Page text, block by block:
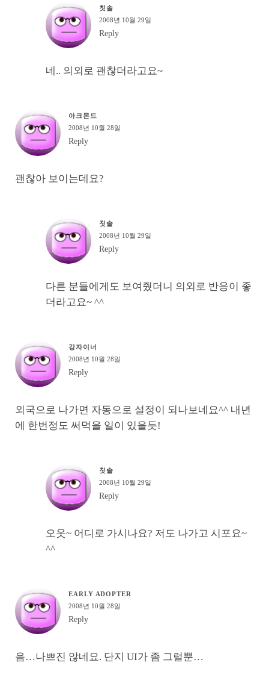
칫솔
2008년 10월 29일
Reply
네.. 의외로 괜찮더라고요~
아크몬드
2008년 10월 28일
Reply
괜찮아 보이는데요?
칫솔
2008년 10월 29일
Reply
다른 분들에게도 보여줬더니 의외로 반응이 좋
더라고요~ ^^
강자이너
2008년 10월 28일
Reply
외국으로 나가면 자동으로 설정이 되나보네요^^ 내년
에 한번정도 써먹을 일이 있을듯!
칫솔
2008년 10월 29일
Reply
오옷~ 어디로 가시나요? 저도 나가고 시포요~
^^
EARLY ADOPTER
2008년 10월 28일
Reply
음…나쁘진 않네요. 단지 UI가 좀 그럴뿐…